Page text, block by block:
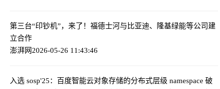
第三台“印钞机”，来了！ 福德士河与比亚迪、隆基绿能等公司建
立合作
澎湃网2026-05-26 11:43:46
入选 sosp'25：百度智能云对象存储的分布式层级 namespace 破